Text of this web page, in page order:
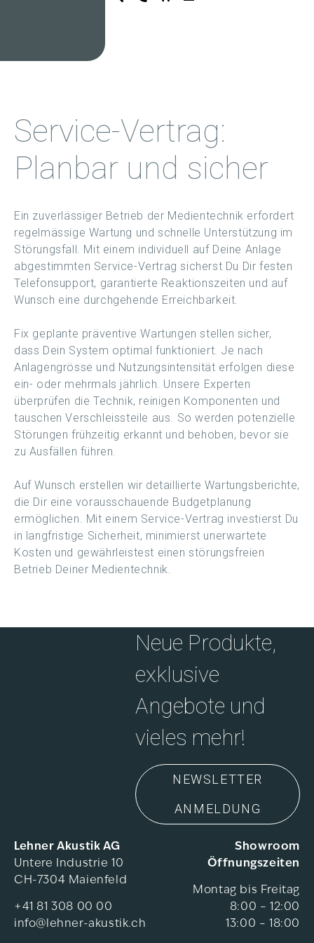
Service-Vertrag:
Planbar und sicher
Ein zuverlässiger Betrieb der Medientechnik erfordert
regelmässige Wartung und schnelle Unterstützung im
Störungsfall. Mit einem individuell auf Deine Anlage
abgestimmten Service-Vertrag sicherst Du Dir festen
Telefonsupport, garantierte Reaktionszeiten und auf
Wunsch eine durchgehende Erreichbarkeit.
Fix geplante präventive Wartungen stellen sicher,
dass Dein System optimal funktioniert. Je nach
Anlagengrösse und Nutzungsintensität erfolgen diese
ein- oder mehrmals jährlich. Unsere Experten
überprüfen die Technik, reinigen Komponenten und
tauschen Verschleissteile aus. So werden potenzielle
Störungen frühzeitig erkannt und behoben, bevor sie
zu Ausfällen führen.
Auf Wunsch erstellen wir detaillierte Wartungsberichte,
die Dir eine vorausschauende Budgetplanung
ermöglichen. Mit einem Service-Vertrag investierst Du
in langfristige Sicherheit, minimierst unerwartete
Kosten und gewährleistest einen störungsfreien
Betrieb Deiner Medientechnik.
Neue Produkte,
exklusive
Angebote und
vieles mehr!
NEWSLETTER
ANMELDUNG
Lehner Akustik AG
Untere Industrie 10
CH-7304 Maienfeld
+41 81 308 00 00
info@lehner-akustik.ch
Showroom
Öffnungszeiten
Montag bis Freitag
8:00 – 12:00
13:00 – 18:00